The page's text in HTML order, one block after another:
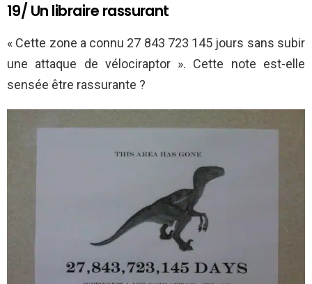
19/ Un libraire rassurant
« Cette zone a connu 27 843 723 145 jours sans subir
une attaque de vélociraptor ». Cette note est-elle
sensée être rassurante ?